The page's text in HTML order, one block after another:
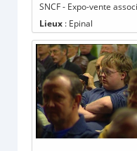
SNCF - Expo-vente
Lieux : Epinal